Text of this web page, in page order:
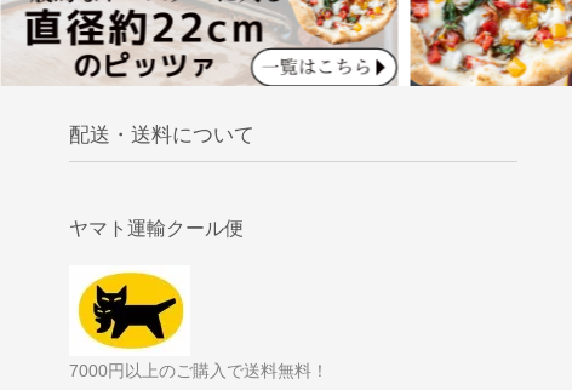
配送・送料について
ヤマト運輸クール便
7000円以上のご購入で送料無料！